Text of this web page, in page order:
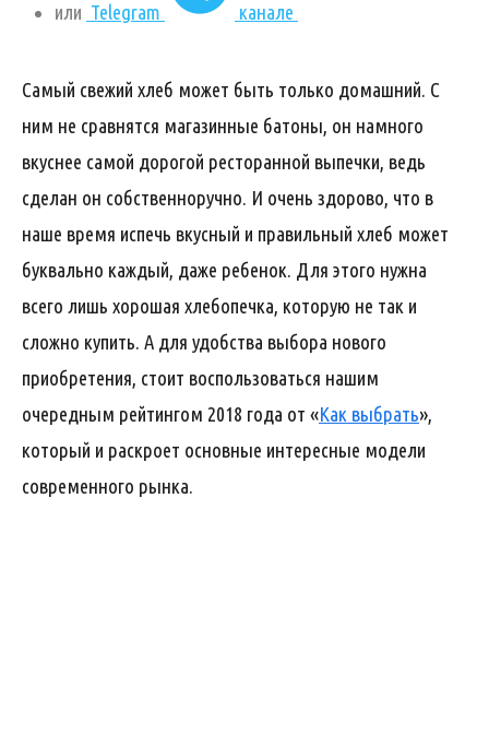
или Telegram канале
Самый свежий хлеб может быть только домашний. С
ним не сравнятся магазинные батоны, он намного
вкуснее самой дорогой ресторанной выпечки, ведь
сделан он собственноручно. И очень здорово, что в
наше время испечь вкусный и правильный хлеб может
буквально каждый, даже ребенок. Для этого нужна
всего лишь хорошая хлебопечка, которую не так и
сложно купить. А для удобства выбора нового
приобретения, стоит воспользоваться нашим
очередным рейтингом 2018 года от «Как выбрать»,
который и раскроет основные интересные модели
современного рынка.